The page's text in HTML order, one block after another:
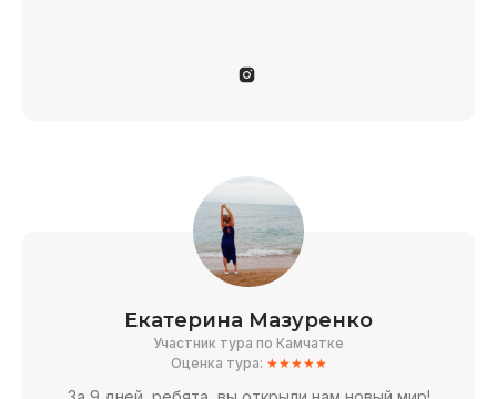
Екатерина Мазуренко
Участник тура по Камчатке
Оценка тура: ★★★★★